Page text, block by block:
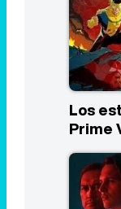
Los
Prime